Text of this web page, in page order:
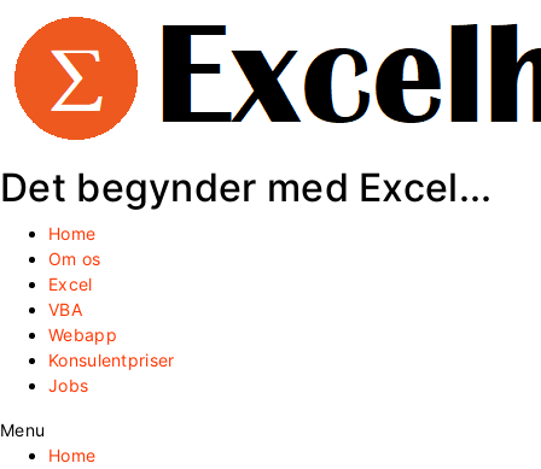
Det begynder med Excel...
Home
Om os
Excel
VBA
Webapp
Konsulentpriser
Jobs
Menu
Home